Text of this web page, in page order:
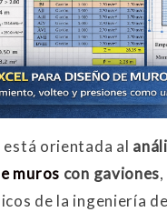
orientada al
muros con gaviones
de la ingeniería